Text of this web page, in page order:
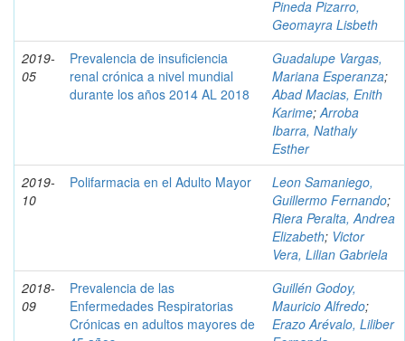
Pineda Pizarro,
Geomayra Lisbeth
2019-
05
Prevalencia de insuficiencia
renal crónica a nivel mundial
durante los años 2014 AL 2018
Guadalupe Vargas,
Mariana Esperanza;
Abad Macias, Enith
Karime; Arroba
Ibarra, Nathaly
Esther
2019-
10
Polifarmacia en el Adulto Mayor
Leon Samaniego,
Guillermo Fernando;
Riera Peralta, Andrea
Elizabeth; Victor
Vera, Lilian Gabriela
2018-
09
Prevalencia de las
Enfermedades Respiratorias
Crónicas en adultos mayores de
Guillén Godoy,
Mauricio Alfredo;
Erazo Arévalo, Liliber